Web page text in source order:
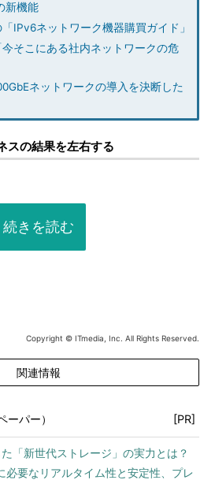
新機能
IPv6ネットワーク機器購買ガイド」
そこにある社内ネットワークの危
ネットワークの導入を決断した
スの結果を左右する
続きを読む
Copyright © ITmedia, Inc. All Rights Reserved.
関連情報
ーパー） [PR]
「新世代ストレージ」の実力とは？
必要なリアルタイム性と安定性、プレ